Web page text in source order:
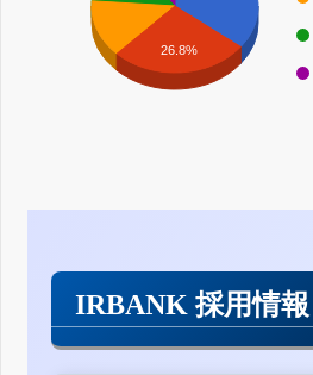
26.8%
IRBANK 採用情報